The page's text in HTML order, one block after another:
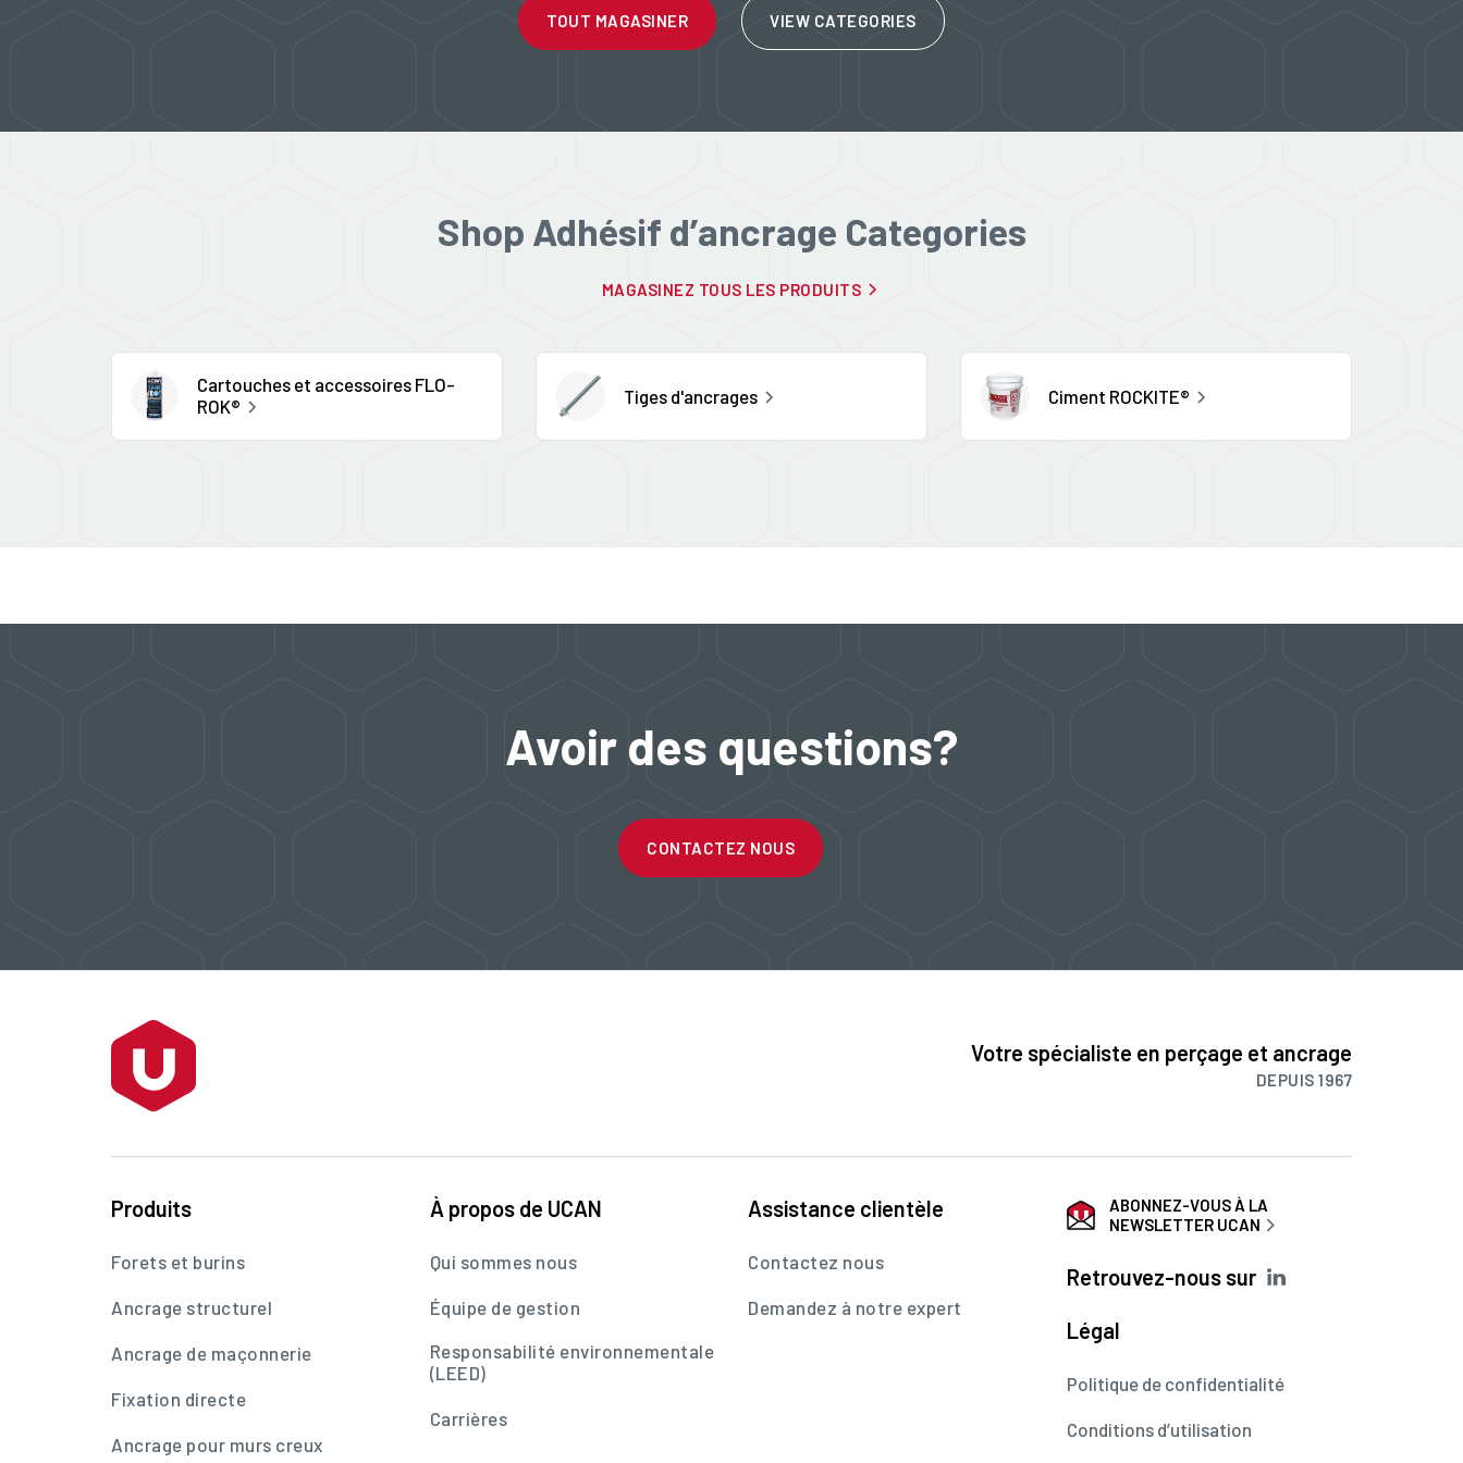
TOUT MAGASINER VIEW CATEGORIES
Shop Adhésif d’ancrage Categories
MAGASINEZ TOUS LES PRODUITS
Cartouches et accessoires FLO-
ROK®
Tiges d'ancrages Ciment ROCKITE®
Avoir des questions?
CONTACTEZ NOUS
Votre spécialiste en perçage et ancrage
DEPUIS 1967
Produits
Forets et burins
Ancrage structurel
Ancrage de maçonnerie
Fixation directe
Ancrage pour murs creux
À propos de UCAN
Qui sommes nous
Équipe de gestion
Responsabilité environnementale
(LEED)
Carrières
Assistance clientèle
Contactez nous
Demandez à notre expert
ABONNEZ-VOUS À LA
NEWSLETTER UCAN
Retrouvez-nous sur
Légal
Politique de confidentialité
Conditions d’utilisation